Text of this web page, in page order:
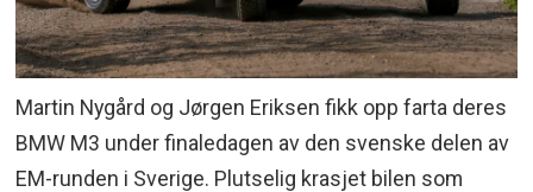
Martin Nygård og Jørgen Eriksen fikk opp farta deres
BMW M3 under finaledagen av den svenske delen av
EM-runden i Sverige. Plutselig krasjet bilen som